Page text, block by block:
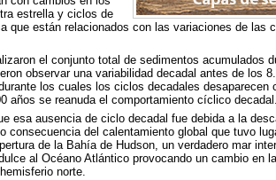
estrella y ciclos de
que están relacionados con las variaciones de las
el conjunto total de sedimentos acumulados
observar una variabilidad decadal antes de los
los cuales los ciclos decadales desaparecen
años se reanuda el comportamiento cíclico decadal.
esa ausencia de ciclo decadal fue debida a la
consecuencia del calentamiento global que tuvo
de la Bahía de Hudson, un verdadero mar
al Océano Atlántico provocando un cambio en
norte.